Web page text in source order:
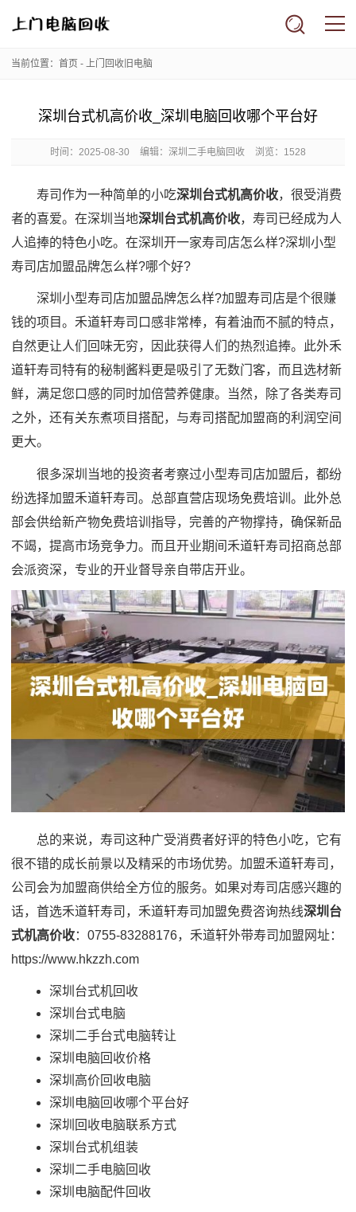
当前位置： 首页 - 上门回收旧电脑
深圳台式机高价收_深圳电脑回收哪个平台好
时间： 2025-08-30 编辑：深圳二手电脑回收 浏览：1528
寿司作为一种简单的小吃深圳台式机高价收，很受消费
者的喜爱。在深圳当地深圳台式机高价收，寿司已经成为人
人追捧的特色小吃。在深圳开一家寿司店怎么样?深圳小型
寿司店加盟品牌怎么样?哪个好?
深圳小型寿司店加盟品牌怎么样?加盟寿司店是个很赚
钱的项目。禾道轩寿司口感非常棒，有着油而不腻的特点，
自然更让人们回味无穷，因此获得人们的热烈追捧。此外禾
道轩寿司特有的秘制酱料更是吸引了无数门客，而且选材新
鲜，满足您口感的同时加倍营养健康。当然，除了各类寿司
之外，还有关东煮项目搭配，与寿司搭配加盟商的利润空间
更大。
很多深圳当地的投资者考察过小型寿司店加盟后，都纷
纷选择加盟禾道轩寿司。总部直营店现场免费培训。此外总
部会供给新产物免费培训指导，完善的产物撑持，确保新品
不竭，提高市场竞争力。而且开业期间禾道轩寿司招商总部
会派资深，专业的开业督导亲自带店开业。
总的来说，寿司这种广受消费者好评的特色小吃，它有
很不错的成长前景以及精采的市场优势。加盟禾道轩寿司，
公司会为加盟商供给全方位的服务。如果对寿司店感兴趣的
话，首选禾道轩寿司，禾道轩寿司加盟免费咨询热线深圳台
式机高价收：0755-83288176，禾道轩外带寿司加盟网址：
https://www.hkzzh.com
深圳台式机回收
深圳台式电脑
深圳二手台式电脑转让
深圳电脑回收价格
深圳高价回收电脑
深圳电脑回收哪个平台好
深圳回收电脑联系方式
深圳台式机组装
深圳二手电脑回收
深圳电脑配件回收